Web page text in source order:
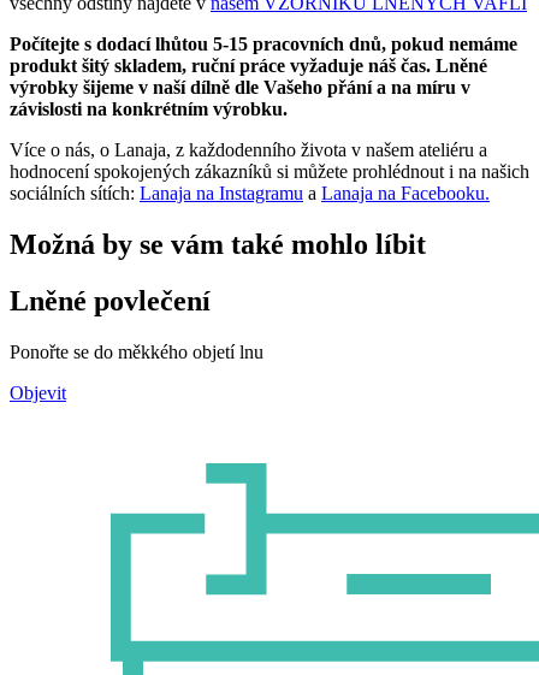
Počítejte s dodací lhůtou 5-15 pracovních dnů, pokud nemáme
produkt šitý skladem, ruční práce vyžaduje náš čas. Lněné
výrobky šijeme v naší dílně dle Vašeho přání a na míru v
závislosti na konkrétním výrobku.
Více o nás, o Lanaja, z každodenního života v našem ateliéru a
hodnocení spokojených zákazníků si můžete prohlédnout i na našich
sociálních sítích: Lanaja na Instagramu a Lanaja na Facebooku.
Možná by se vám také mohlo líbit
Lněné povlečení
Ponořte se do měkkého objetí lnu
Objevit